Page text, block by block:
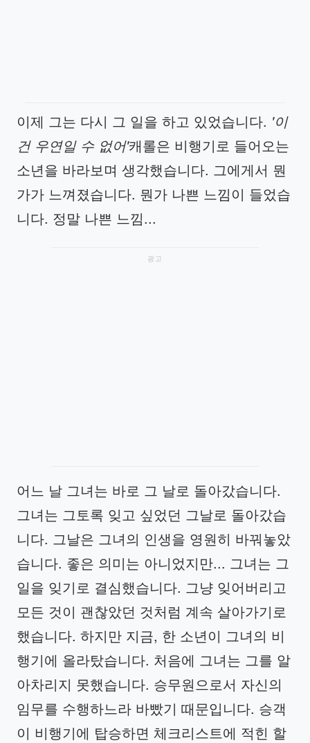
이제 그는 다시 그 일을 하고 있었습니다. '이
건 우연일 수 없어'캐롤은 비행기로 들어오는
소년을 바라보며 생각했습니다. 그에게서 뭔
가가 느껴졌습니다. 뭔가 나쁜 느낌이 들었습
니다. 정말 나쁜 느낌...
광고
어느 날 그녀는 바로 그 날로 돌아갔습니다.
그녀는 그토록 잊고 싶었던 그날로 돌아갔습
니다. 그날은 그녀의 인생을 영원히 바꿔놓았
습니다. 좋은 의미는 아니었지만... 그녀는 그
일을 잊기로 결심했습니다. 그냥 잊어버리고
모든 것이 괜찮았던 것처럼 계속 살아가기로
했습니다. 하지만 지금, 한 소년이 그녀의 비
행기에 올라탔습니다. 처음에 그녀는 그를 알
아차리지 못했습니다. 승무원으로서 자신의
임무를 수행하느라 바빴기 때문입니다. 승객
이 비행기에 탑승하면 체크리스트에 적힌 할